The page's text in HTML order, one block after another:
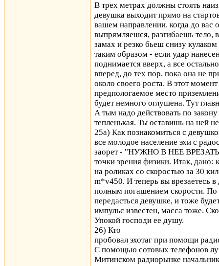
В трех метрах должны стоять
девушка выходит прямо на
вашем направлении. когда до вас
выпрямляешся, разгибаешь тело,
замах и резко бьеш снизу
таким образом - если удар
поднимается вверх, а все
вперед, до тех пор, пока она не
около своего роста. В этот
предпологаемое место
будет немного оглушена. Тут
А тым надо действовать по
тепленькая. Ты оставишь на ней
25а) Как познакомиться с
все молодое население эхи с
заорет - "НУЖНО В НЕЕ
точки зрения физики. Итак, дано:
на роликах со скоростью за 30
m*v450. И теперь вы врезаетесь
полным погашением скорости. По
передасться девушке, и тоже
импульс известен, масса тоже.
Упокой господи ее душу.
26) Кто
пробовал эхотаг при помощи
С помощью сотовых телефонов
Митинском радиорынке